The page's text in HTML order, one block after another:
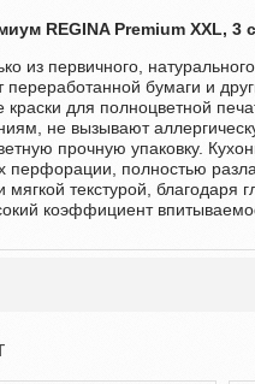
REGINA Premium ХХL, 3
из первичного,
бумаги и
для полноцветной
не вызывают
прочную упаковку.
перфорации, полностью
текстурой, благодаря
коэффициент